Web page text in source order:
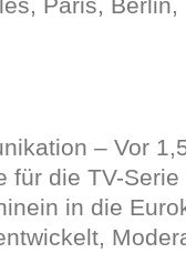
– Vor
für die TV-
in die